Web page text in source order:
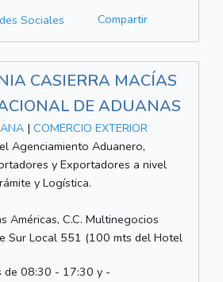
Sociales Compartir
CASIERRA MACÍAS
DE ADUANAS
| COMERCIO EXTERIOR
Agenciamiento Aduanero,
y Exportadores a nivel
y Logística.
Américas, C.C. Multinegocios
Sur Local 551 (100 mts del Hotel
de 08:30 - 17:30 y -